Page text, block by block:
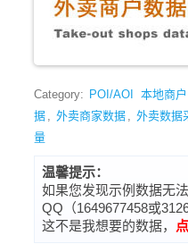
Category: POI/AOI 本地商户
据 , 外卖商家数据 , 外卖数据
量
温馨提示：
如果您发现示例数据无
QQ（1649677458或
这不是我想要的数据，